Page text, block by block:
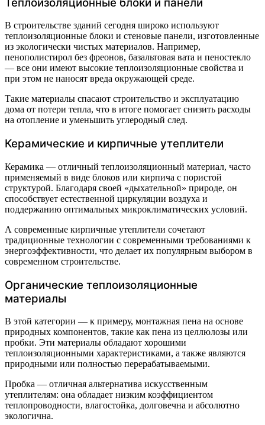
В строительстве зданий сегодня широко используют
теплоизоляционные блоки и стеновые панели, изготовленные
из экологически чистых материалов. Например,
пенополистирол без фреонов, базальтовая вата и пеностекло
— все они имеют высокие теплоизоляционные свойства и
при этом не наносят вреда окружающей среде.
Такие материалы спасают строительство и эксплуатацию
дома от потери тепла, что в итоге помогает снизить расходы
на отопление и уменьшить углеродный след.
Керамические и кирпичные утеплители
Керамика — отличный теплоизоляционный материал, часто
применяемый в виде блоков или кирпича с пористой
структурой. Благодаря своей «дыхательной» природе, он
способствует естественной циркуляции воздуха и
поддержанию оптимальных микроклиматических условий.
А современные кирпичные утеплители сочетают
традиционные технологии с современными требованиями к
энергоэффективности, что делает их популярным выбором в
современном строительстве.
Органические теплоизоляционные
материалы
В этой категории — к примеру, монтажная пена на основе
природных компонентов, такие как пена из целлюлозы или
пробки. Эти материалы обладают хорошими
теплоизоляционными характеристиками, а также являются
природными или полностью перерабатываемыми.
Пробка — отличная альтернатива искусственным
утеплителям: она обладает низким коэффициентом
теплопроводности, влагостойка, долговечна и абсолютно
экологична.